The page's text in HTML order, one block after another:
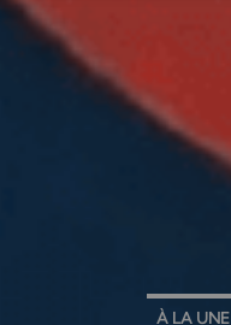
EN CE MOMENT
TITRE
ARTISTE
À LA UNE